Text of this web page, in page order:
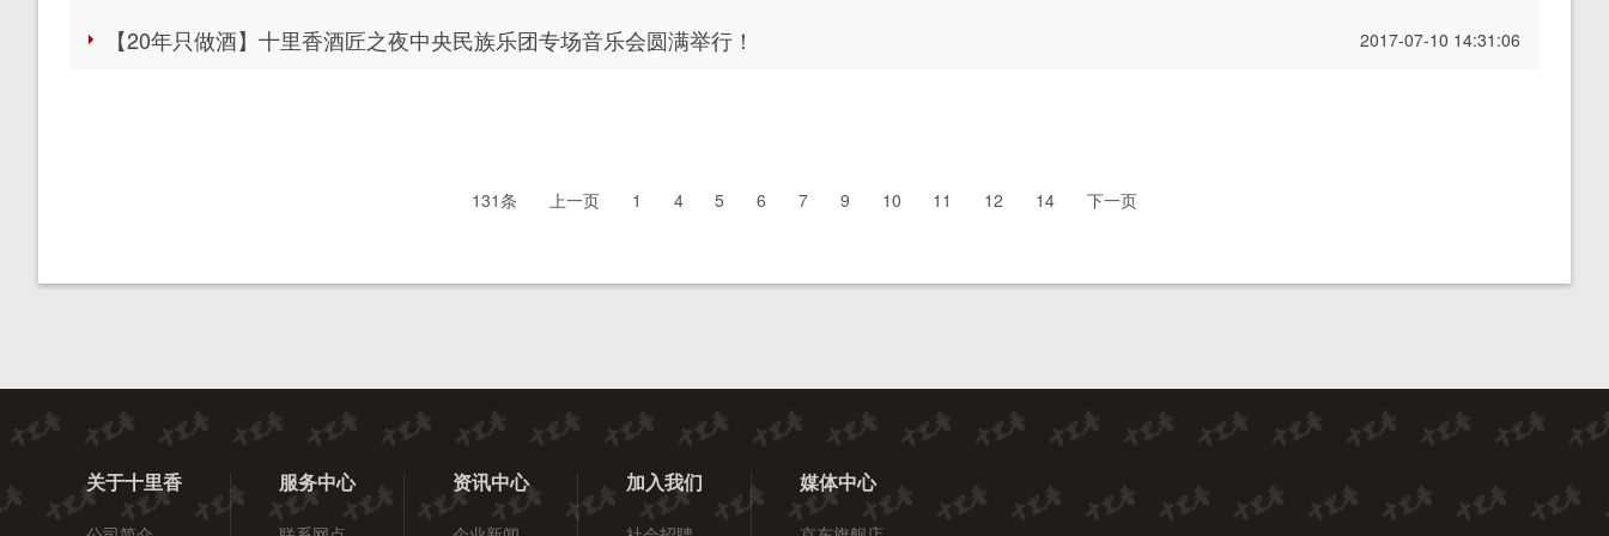
【20年只做酒】十里香酒匠之夜中央民族乐团专场音乐会圆满举行！ 2017-07-10 14:31:06
131条 上一页 1 4 5 6 7 9 10 11 12 14 下一页
关于十里香 服务中心 资讯中心 加入我们 媒体中心